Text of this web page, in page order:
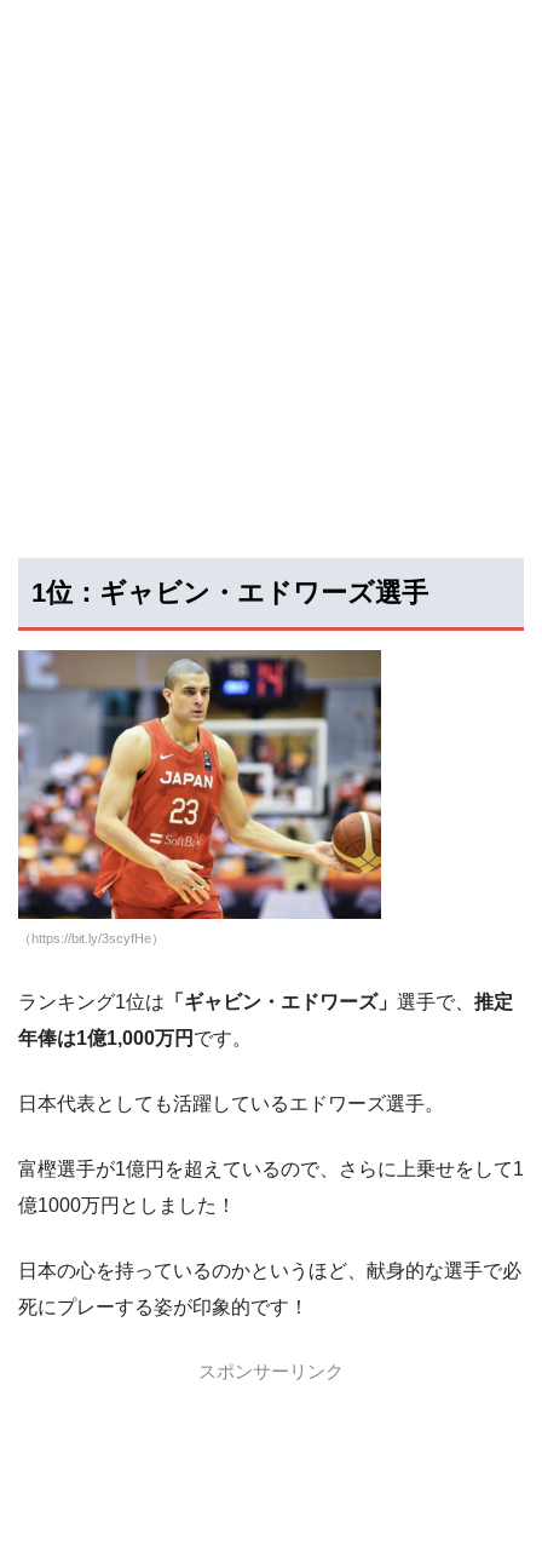
1位：ギャビン・エドワーズ選手
（https://bit.ly/3scyfHe）
ランキング1位は 「ギャビン・エドワーズ」 選手で、 推定
年俸は1億1,000万円 です。
日本代表としても活躍しているエドワーズ選手。
富樫選手が1億円を超えているので、さらに上乗せをして1
億1000万円としました！
日本の心を持っているのかというほど、献身的な選手で必
死にプレーする姿が印象的です！
スポンサーリンク